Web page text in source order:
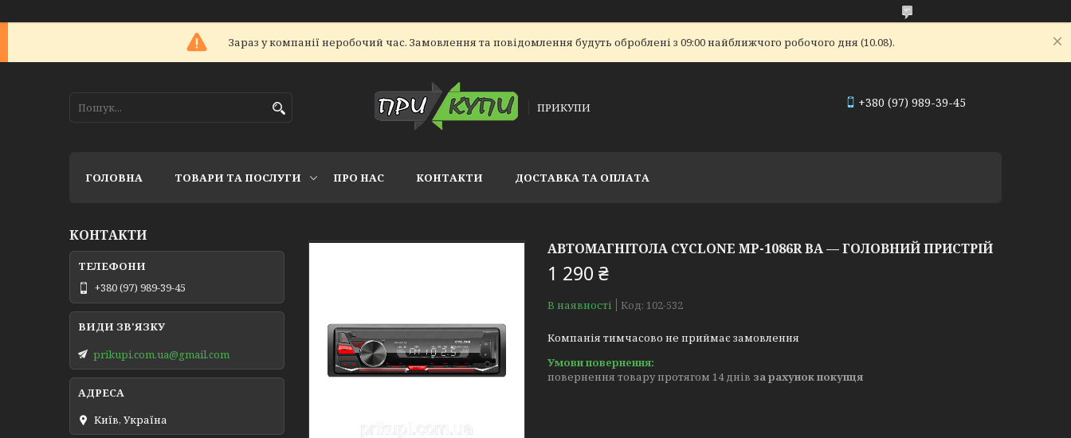
Зараз у компанії неробочий час. Замовлення та повідомлення будуть оброблені з 09:00 найближчого робочого дня (10.08).
ПРИКУПИ +380 (97) 989-39-45
ГОЛОВНА ТОВАРИ ТА ПОСЛУГИ ПРО НАС КОНТАКТИ ДОСТАВКА ТА ОПЛАТА
АВТОМАГНІТОЛА CYCLONE MP-1086R BA — ГОЛОВНИЙ ПРИСТРІЙ
1 290 ₴
В наявності Код: 102-532
Компанія тимчасово не приймає замовлення
повернення товару протягом 14 днів за рахунок покупця
КОНТАКТИ
+380 (97) 989-39-45
prikupi.com.ua@gmail.com
Київ, Україна